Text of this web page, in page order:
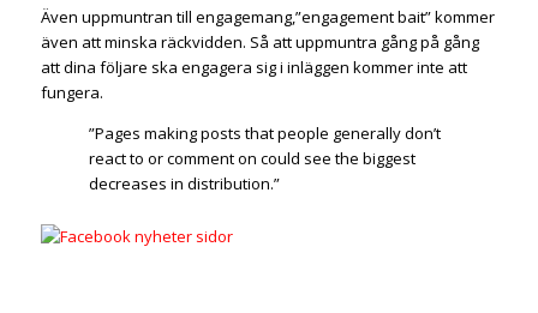
Även uppmuntran till engagemang,”engagement bait” kommer
även att minska räckvidden. Så att uppmuntra gång på gång
att dina följare ska engagera sig i inläggen kommer inte att
fungera.
”Pages making posts that people generally don’t
react to or comment on could see the biggest
decreases in distribution.”